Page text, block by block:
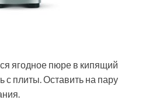
ягодное пюре в кипящий
с плиты. Оставить на пару